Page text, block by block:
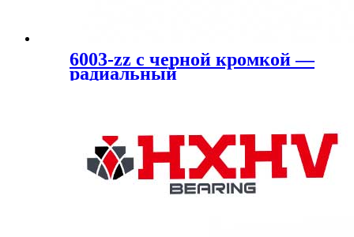
6003-zz с черной кромкой —
радиальный
шарикоподшипник HXHV